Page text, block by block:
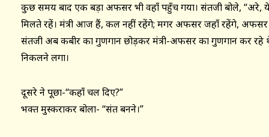
कुछ समय बाद एक बड़ा अफसर भी वहाँ पहुँच गया। संतजी बोले, “अरे,
मिलते रहें। मंत्री आज हैं, कल नहीं रहेंगे; मगर अफसर जहाँ रहेंगे, अफसर
संतजी अब कबीर का गुणगान छोड़कर मंत्री-अफसर का गुणगान कर
निकलने लगा।
दूसरे ने पूछा-“कहाँ चल दिए?”
भक्त मुस्कराकर बोला- “संत बनने।”